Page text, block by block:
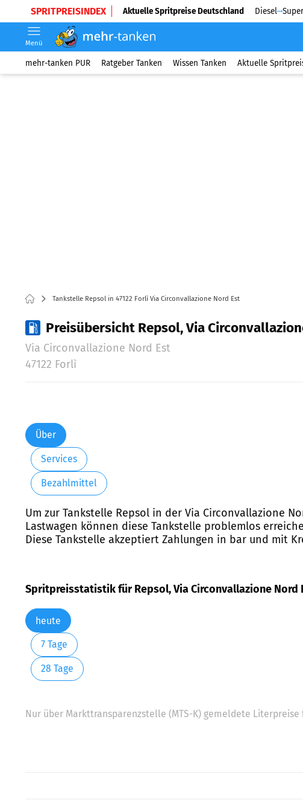
SPRITPREISINDEX Aktuelle Spritpreise Deutschland Diesel
Menü
mehr-tanken PUR Ratgeber Tanken Wissen Tanken Aktuelle
Tankstelle Repsol in 47122 Forlì Via Circonvallazione Nord Est
Preisübersicht Repsol, Via
Via Circonvallazione Nord Est
47122 Forlì
Über
Services
Bezahlmittel
Um zur Tankstelle Repsol in der Via Circonvallazione
Lastwagen können diese Tankstelle problemlos
Diese Tankstelle akzeptiert Zahlungen in bar und mit
Spritpreisstatistik für Repsol, Via Circonvallazione Nord
heute
7 Tage
28 Tage
Nur über Markttransparenzstelle (MTS-K) gemeldete